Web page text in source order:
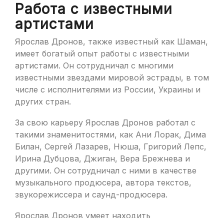
Работа с известными
артистами
Ярослав Дронов, также известный как Шаман,
имеет богатый опыт работы с известными
артистами. Он сотрудничал с многими
известными звездами мировой эстрады, в том
числе с исполнителями из России, Украины и
других стран.
За свою карьеру Ярослав Дронов работал с
такими знаменитостями, как Ани Лорак, Дима
Билан, Сергей Лазарев, Нюша, Григорий Лепс,
Ирина Дубцова, Джиган, Вера Брежнева и
другими. Он сотрудничал с ними в качестве
музыкального продюсера, автора текстов,
звукорежиссера и саунд-продюсера.
Ярослав Дронов умеет находить